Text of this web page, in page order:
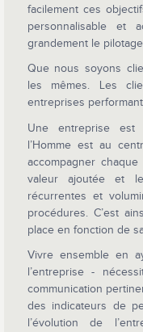
facilement ces
personnalisable et
grandement le
Que nous soyons
les mêmes. Les
entreprises
Une entreprise est
l’Homme est au
accompagner
valeur ajoutée et
récurrentes et
procédures. C’est
place en fonction de
Vivre ensemble en
l’entreprise -
communication
des indicateurs de
l’évolution de